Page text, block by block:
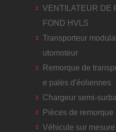
VENTILATEUR DE
FOND HVLS
Transporteur
utomoteur
Remorque de
e pales d'éoliennes
Chargeur semi-
Pièces de remorque
Véhicule sur mesure